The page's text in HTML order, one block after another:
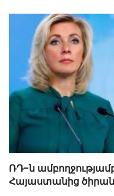
ՌԴ-ն
Հայաստանից